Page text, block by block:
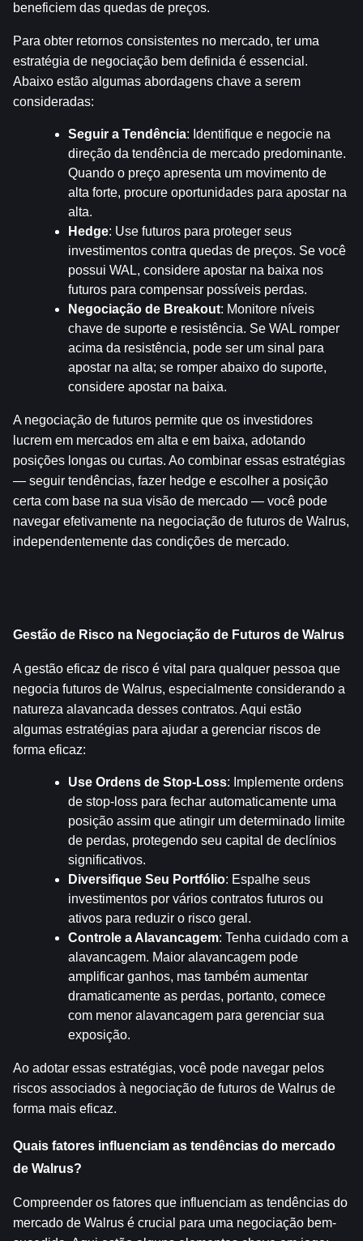
beneficiem das quedas de preços.
Para obter retornos consistentes no mercado, ter uma
estratégia de negociação bem definida é essencial.
Abaixo estão algumas abordagens chave a serem
consideradas:
Seguir a Tendência: Identifique e negocie na
direção da tendência de mercado predominante.
Quando o preço apresenta um movimento de
alta forte, procure oportunidades para apostar na
alta.
Hedge: Use futuros para proteger seus
investimentos contra quedas de preços. Se você
possui WAL, considere apostar na baixa nos
futuros para compensar possíveis perdas.
Negociação de Breakout: Monitore níveis
chave de suporte e resistência. Se WAL romper
acima da resistência, pode ser um sinal para
apostar na alta; se romper abaixo do suporte,
considere apostar na baixa.
A negociação de futuros permite que os investidores
lucrem em mercados em alta e em baixa, adotando
posições longas ou curtas. Ao combinar essas estratégias
— seguir tendências, fazer hedge e escolher a posição
certa com base na sua visão de mercado — você pode
navegar efetivamente na negociação de futuros de Walrus,
independentemente das condições de mercado.
Gestão de Risco na Negociação de Futuros de Walrus
A gestão eficaz de risco é vital para qualquer pessoa que
negocia futuros de Walrus, especialmente considerando a
natureza alavancada desses contratos. Aqui estão
algumas estratégias para ajudar a gerenciar riscos de
forma eficaz:
Use Ordens de Stop-Loss: Implemente ordens
de stop-loss para fechar automaticamente uma
posição assim que atingir um determinado limite
de perdas, protegendo seu capital de declínios
significativos.
Diversifique Seu Portfólio: Espalhe seus
investimentos por vários contratos futuros ou
ativos para reduzir o risco geral.
Controle a Alavancagem: Tenha cuidado com a
alavancagem. Maior alavancagem pode
amplificar ganhos, mas também aumentar
dramaticamente as perdas, portanto, comece
com menor alavancagem para gerenciar sua
exposição.
Ao adotar essas estratégias, você pode navegar pelos
riscos associados à negociação de futuros de Walrus de
forma mais eficaz.
Quais fatores influenciam as tendências do mercado
de Walrus?
Compreender os fatores que influenciam as tendências do
mercado de Walrus é crucial para uma negociação bem-